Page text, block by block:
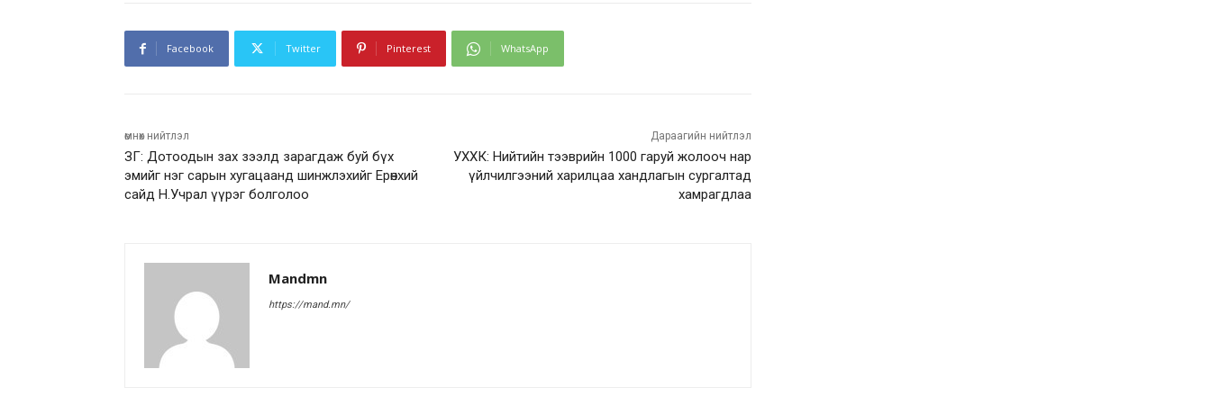
Facebook Twitter Pinterest WhatsApp
өмнөх нийтлэл
ЗГ: Дотоодын зах зээлд зарагдаж буй бүх
эмийг нэг сарын хугацаанд шинжлэхийг Ерөнхий
сайд Н.Учрал үүрэг болголоо
Дараагийн нийтлэл
УХХК: Нийтийн тээврийн 1000 гаруй жолооч нар
үйлчилгээний харилцаа хандлагын сургалтад
хамрагдлаа
Mandmn
https://mand.mn/